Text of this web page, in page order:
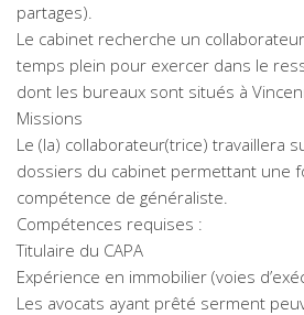
partages).
Le cabinet recherche un
temps plein pour exercer dans le
dont les bureaux sont situés à
Missions
Le (la) collaborateur(trice) travaillera
dossiers du cabinet permettant une
compétence de généraliste.
Compétences requises :
Titulaire du CAPA
Expérience en immobilier (voies
Les avocats ayant prêté serment